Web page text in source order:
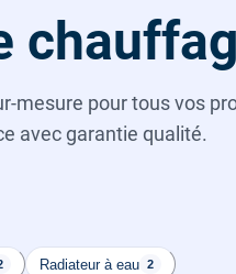
mesure pour tous vos
avec garantie qualité.
Radiateur à eau 2